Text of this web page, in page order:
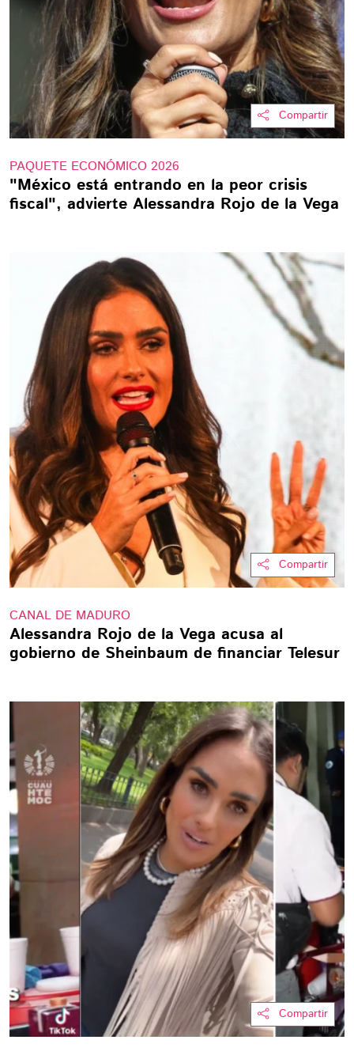
Compartir
PAQUETE ECONÓMICO 2026
"México está entrando en la peor crisis
fiscal", advierte Alessandra Rojo de la Vega
Compartir
CANAL DE MADURO
Alessandra Rojo de la Vega acusa al
gobierno de Sheinbaum de financiar Telesur
Compartir